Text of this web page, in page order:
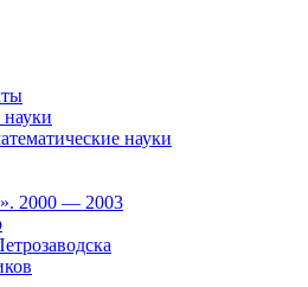
науки
2000 — 2003